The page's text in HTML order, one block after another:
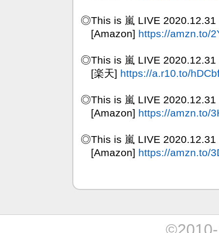
◎This is 嵐 LIVE 2020.12.31
[Amazon] https://amzn.to/
◎This is 嵐 LIVE 2020.12.31
[楽天] https://a.r10.to/
◎This is 嵐 LIVE 2020.12.31
[Amazon] https://amzn.to/
◎This is 嵐 LIVE 2020.12.31
[Amazon] https://amzn.to/